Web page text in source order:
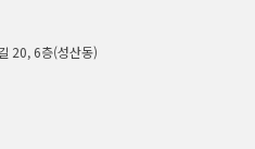
20, 6층(성산동)